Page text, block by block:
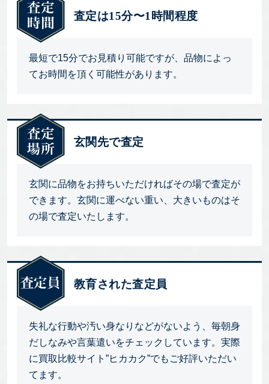
査定は15分〜1時間程度
最短で15分でお見積り可能ですが、品物によっ
てお時間を頂く可能性があります。
玄関先で査定
玄関に品物をお持ちいただければその場で査定が
できます。玄関に運べない重い、大きいものはそ
の場で査定いたします。
教育された査定員
失礼な行動や汚い身なりなどがないよう、毎朝身
だしなみや言葉遣いをチェックしています。実際
に買取比較サイト”ヒカカク”でもご好評いただい
てます。